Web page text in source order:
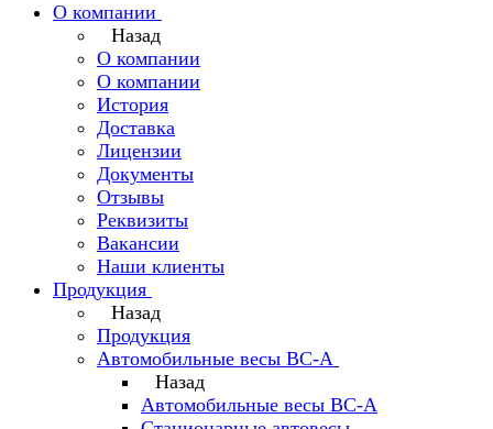
О компании
Назад
О компании
О компании
История
Доставка
Лицензии
Документы
Отзывы
Реквизиты
Вакансии
Наши клиенты
Продукция
Назад
Продукция
Автомобильные весы ВС-А
Назад
Автомобильные весы ВС-А